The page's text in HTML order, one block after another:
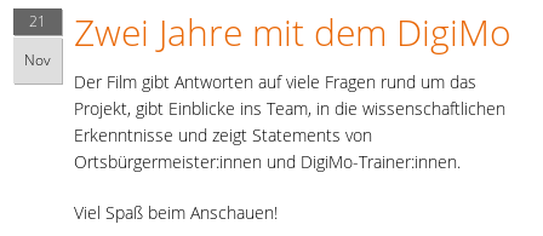
21
Nov
Zwei Jahre mit dem DigiMo
Der Film gibt Antworten auf viele Fragen rund um das
Projekt, gibt Einblicke ins Team, in die wissenschaftlichen
Erkenntnisse und zeigt Statements von
Ortsbürgermeister:innen und DigiMo-Trainer:innen.
Viel Spaß beim Anschauen!